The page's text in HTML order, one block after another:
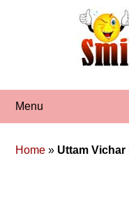
Menu
Home » Uttam Vichar